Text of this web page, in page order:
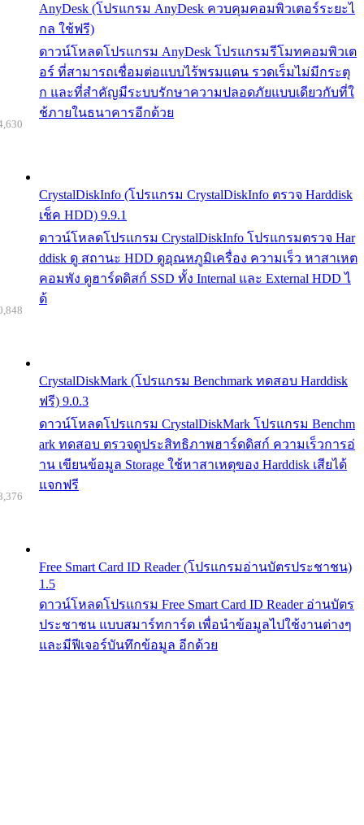
AnyDesk (โปรแกรม AnyDesk ควบคุมคอมพิวเตอร์ระยะไ
กล ใช้ฟรี)
ดาวน์โหลดโปรแกรม AnyDesk โปรแกรมรีโมทคอมพิวเต
อร์ ที่สามารถเชื่อมต่อแบบไร้พรมแดน รวดเร็มไม่มีกระตุ
ก และที่สำคัญมีระบบรักษาความปลอดภัยแบบเดียวกับที่ใ
ช้ภายในธนาคารอีกด้วย
CrystalDiskInfo (โปรแกรม CrystalDiskInfo ตรวจ Harddisk
เช็ค HDD) 9.9.1
ดาวน์โหลดโปรแกรม CrystalDiskInfo โปรแกรมตรวจ Har
ddisk ดู สถานะ HDD ดูอุณหภูมิเครื่อง ความเร็ว หาสาเหต
คอมพัง ดูฮาร์ดดิสก์ SSD ทั้ง Internal และ External HDD ไ
ด้
CrystalDiskMark (โปรแกรม Benchmark ทดสอบ Harddisk
ฟรี) 9.0.3
ดาวน์โหลดโปรแกรม CrystalDiskMark โปรแกรม Benchm
ark ทดสอบ ตรวจดูประสิทธิภาพฮาร์ดดิสก์ ความเร็วการอ่
าน เขียนข้อมูล Storage ใช้หาสาเหตุของ Harddisk เสียได้
แจกฟรี
Free Smart Card ID Reader (โปรแกรมอ่านบัตรประชาชน)
1.5
ดาวน์โหลดโปรแกรม Free Smart Card ID Reader อ่านบัตร
ประชาชน แบบสมาร์ทการ์ด เพื่อนำข้อมูลไปใช้งานต่างๆ
และมีฟีเจอร์บันทึกข้อมูล อีกด้วย